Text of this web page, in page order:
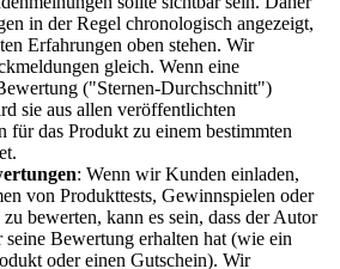
in der Regel chronologisch angezeigt,
Erfahrungen oben stehen. Wir
gleich. Wenn eine
("Sternen-Durchschnitt")
sie aus allen veröffentlichten
für das Produkt zu einem bestimmten
: Wenn wir Kunden einladen,
von Produkttests, Gewinnspielen oder
bewerten, kann es sein, dass der Autor
Bewertung erhalten hat (wie ein
oder einen Gutschein). Wir